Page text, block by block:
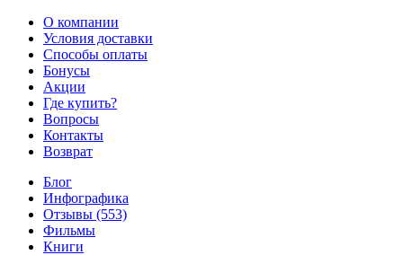
О компании
Условия доставки
Способы оплаты
Бонусы
Акции
Где купить?
Вопросы
Контакты
Возврат
Блог
Инфографика
Отзывы (553)
Фильмы
Книги